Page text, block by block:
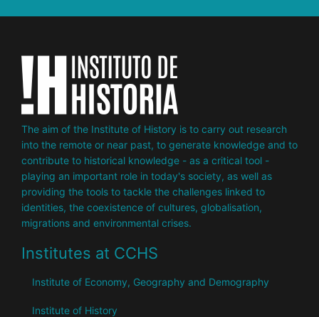
The aim of the Institute of History is to carry out research
into the remote or near past, to generate knowledge and to
contribute to historical knowledge - as a critical tool -
playing an important role in today's society, as well as
providing the tools to tackle the challenges linked to
identities, the coexistence of cultures, globalisation,
migrations and environmental crises.
Institutes at CCHS
Institute of Economy, Geography and Demography
Institute of History